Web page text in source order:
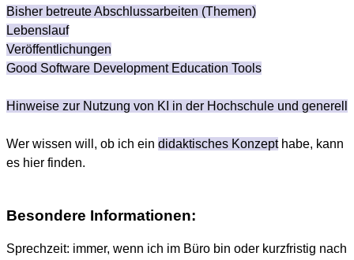
Bisher betreute Abschlussarbeiten (Themen)
Lebenslauf
Veröffentlichungen
Good Software Development Education Tools
Hinweise zur Nutzung von KI in der Hochschule und generell
Wer wissen will, ob ich ein didaktisches Konzepthabe, kann
es hier finden.
Besondere Informationen:
Sprechzeit: immer, wenn ich im Büro bin oder kurzfristig nach